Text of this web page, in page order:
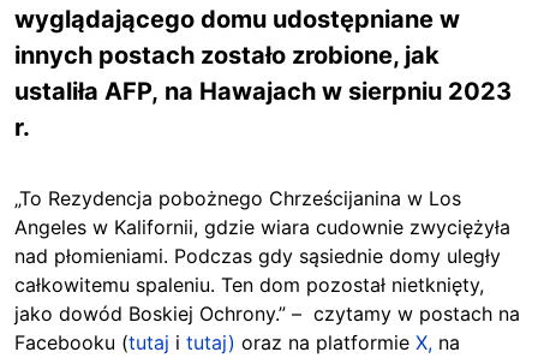
wyglądającego domu udostępniane w
innych postach zostało zrobione, jak
ustaliła AFP, na Hawajach w sierpniu 2023
r.
„To Rezydencja pobożnego Chrześcijanina w Los
Angeles w Kalifornii, gdzie wiara cudownie zwyciężyła
nad płomieniami. Podczas gdy sąsiednie domy uległy
całkowitemu spaleniu. Ten dom pozostał nietknięty,
jako dowód Boskiej Ochrony.” – czytamy w postach na
Facebooku (tutaj i tutaj) oraz na platformie X, na